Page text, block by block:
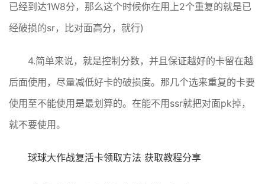
已经到达1W8分，那么这个时候你在用上2个重复的就是已
经破损的sr，比对面高分，就行)
4.简单来说，就是控制分数，并且保证越好的卡留在越
后面使用，尽量减低好卡的破损度。那几个选来重复的卡要
使用至不能使用是最划算的。在能不用ssr就把对面pk掉，
就不要使用。
球球大作战复活卡领取方法 获取教程分享